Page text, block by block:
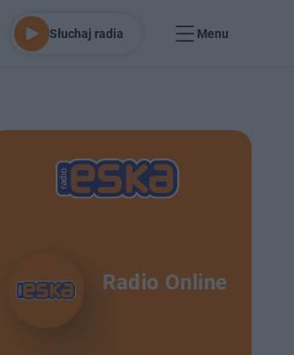
Słuchaj radia Menu
Radio Online